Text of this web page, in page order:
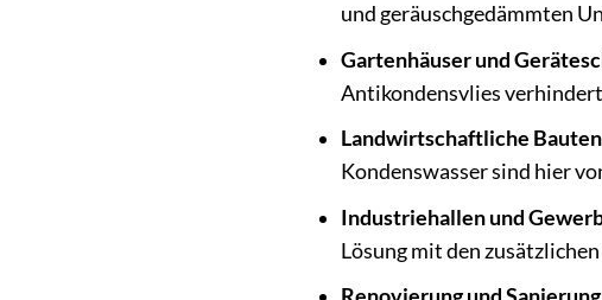
und geräuschgedämmten
Gartenhäuser und
Antikondensvlies
Landwirtschaftliche
Kondenswasser sind hier
Industriehallen und
Lösung mit den